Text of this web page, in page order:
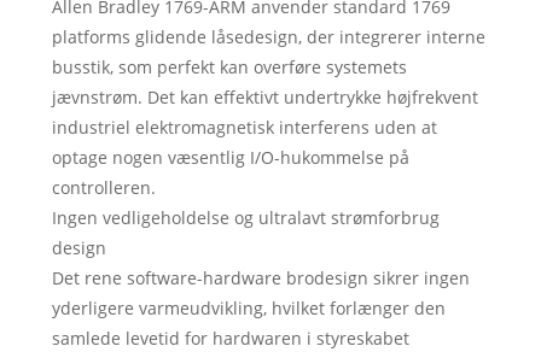
Allen Bradley 1769-ARM anvender standard 1769
platforms glidende låsedesign, der integrerer interne
busstik, som perfekt kan overføre systemets
jævnstrøm. Det kan effektivt undertrykke højfrekvent
industriel elektromagnetisk interferens uden at
optage nogen væsentlig I/O-hukommelse på
controlleren.
Ingen vedligeholdelse og ultralavt strømforbrug
design
Det rene software-hardware brodesign sikrer ingen
yderligere varmeudvikling, hvilket forlænger den
samlede levetid for hardwaren i styreskabet